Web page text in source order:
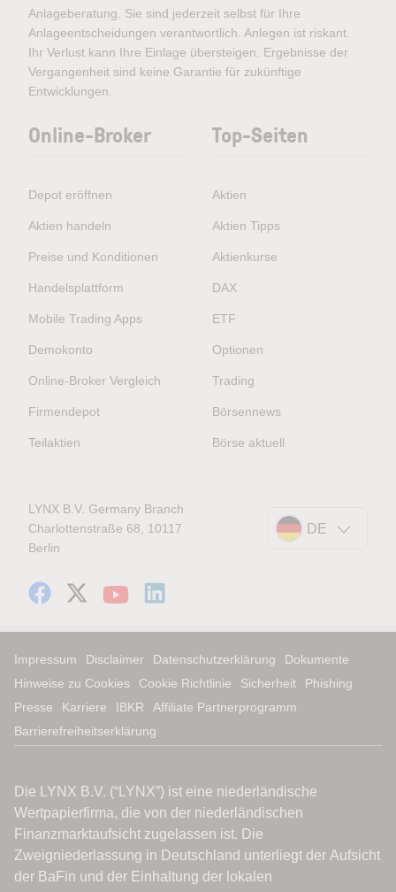
Anlageberatung. Sie sind jederzeit selbst für Ihre
Anlageentscheidungen verantwortlich. Anlegen ist riskant.
Ihr Verlust kann Ihre Einlage übersteigen. Ergebnisse der
Vergangenheit sind keine Garantie für zukünftige
Entwicklungen.
Online-Broker
Depot eröffnen
Aktien handeln
Preise und Konditionen
Handelsplattform
Mobile Trading Apps
Demokonto
Online-Broker Vergleich
Firmendepot
Teilaktien
Top-Seiten
Aktien
Aktien Tipps
Aktienkurse
DAX
ETF
Optionen
Trading
Börsennews
Börse aktuell
LYNX B.V. Germany Branch
Charlottenstraße 68, 10117
Berlin
DE
Impressum Disclaimer Datenschutzerklärung
Dokumente
Hinweise zu Cookies
Cookie Richtlinie Sicherheit
Phishing
Presse
Karriere IBKR
Affiliate Partnerprogramm
Barrierefreiheitserklärung